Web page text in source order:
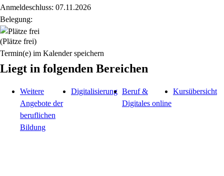
Anmeldeschluss: 07.11.2026
Belegung:
(Plätze frei)
Termin(e) im Kalender speichern
Liegt in folgenden Bereichen
Weitere
Angebote der
beruflichen
Bildung
Digitalisierung Beruf &
Digitales online
Kursübersicht